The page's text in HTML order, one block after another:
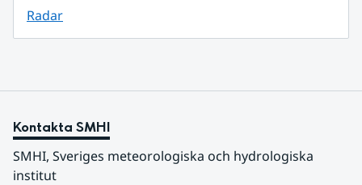
Radar
Kontakta SMHI
SMHI, Sveriges meteorologiska och hydrologiska
institut